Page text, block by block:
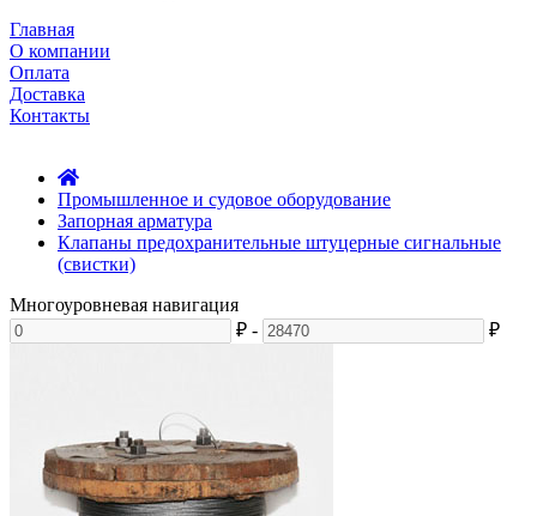
Главная
О компании
Оплата
Доставка
Контакты
Промышленное и судовое оборудование
Запорная арматура
Клапаны предохранительные штуцерные сигнальные
(свистки)
Многоуровневая навигация
₽ - ₽